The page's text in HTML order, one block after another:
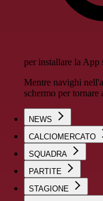
per installare la App
Mentre navighi
schermo per tornare
NEWS
CALCIOMERCATO
SQUADRA
PARTITE
STAGIONE